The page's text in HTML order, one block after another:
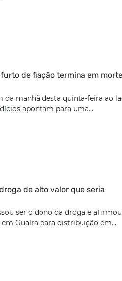
de fiação termina em morte
manhã desta quinta-feira ao
apontam para uma...
de alto valor que seria
ser o dono da droga e afirmou
Guaíra para distribuição em...